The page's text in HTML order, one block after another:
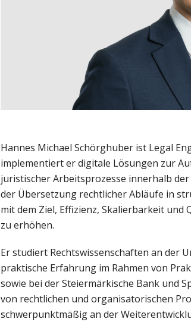
Hannes Michael Schörghuber ist Legal
implementiert er digitale Lösungen zur
juristischer Arbeitsprozesse innerhalb
der Übersetzung rechtlicher Abläufe in
mit dem Ziel, Effizienz, Skalierbarkeit
zu erhöhen.
Er studiert Rechtswissenschaften an der
praktische Erfahrung im Rahmen von
sowie bei der Steiermärkische Bank und
von rechtlichen und organisatorischen
schwerpunktmäßig an der